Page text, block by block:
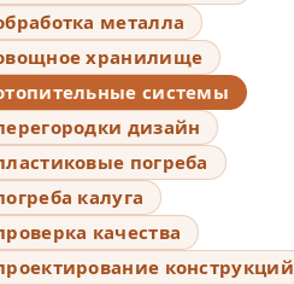
металла
хранилище
системы
дизайн
погреба
калуга
качества
конструкций